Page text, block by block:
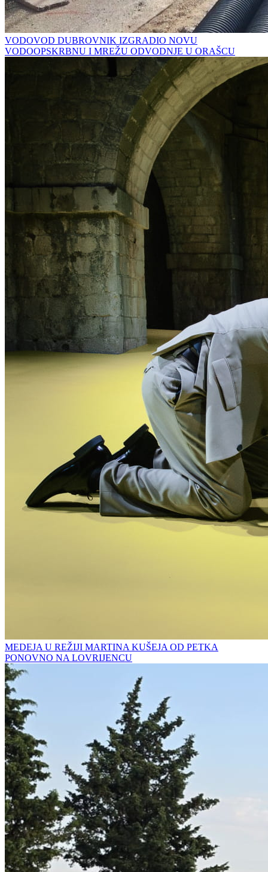
VODOVOD DUBROVNIK IZGRADIO NOVU
VODOOPSKRBNU I MREŽU ODVODNJE U ORAŠCU
MEDEJA U REŽIJI MARTINA KUŠEJA OD PETKA
PONOVNO NA LOVRIJENCU